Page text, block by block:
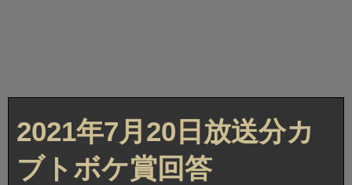
2021年7月20日放送分カ
ブトボケ賞回答